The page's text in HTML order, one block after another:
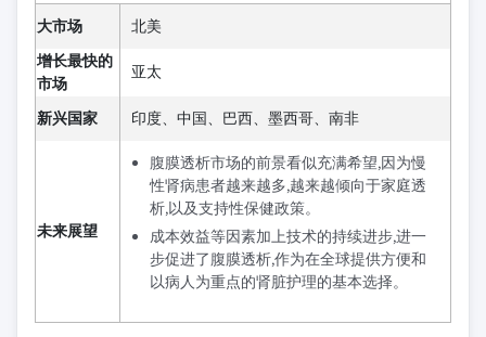
大市场
北美
增长最快的
市场
亚太
新兴国家 印度、中国、巴西、墨西哥、南非
未来展望
腹膜透析市场的前景看似充满希望,因为慢
性肾病患者越来越多,越来越倾向于家庭透
析,以及支持性保健政策。
成本效益等因素加上技术的持续进步,进一
步促进了腹膜透析,作为在全球提供方便和
以病人为重点的肾脏护理的基本选择。